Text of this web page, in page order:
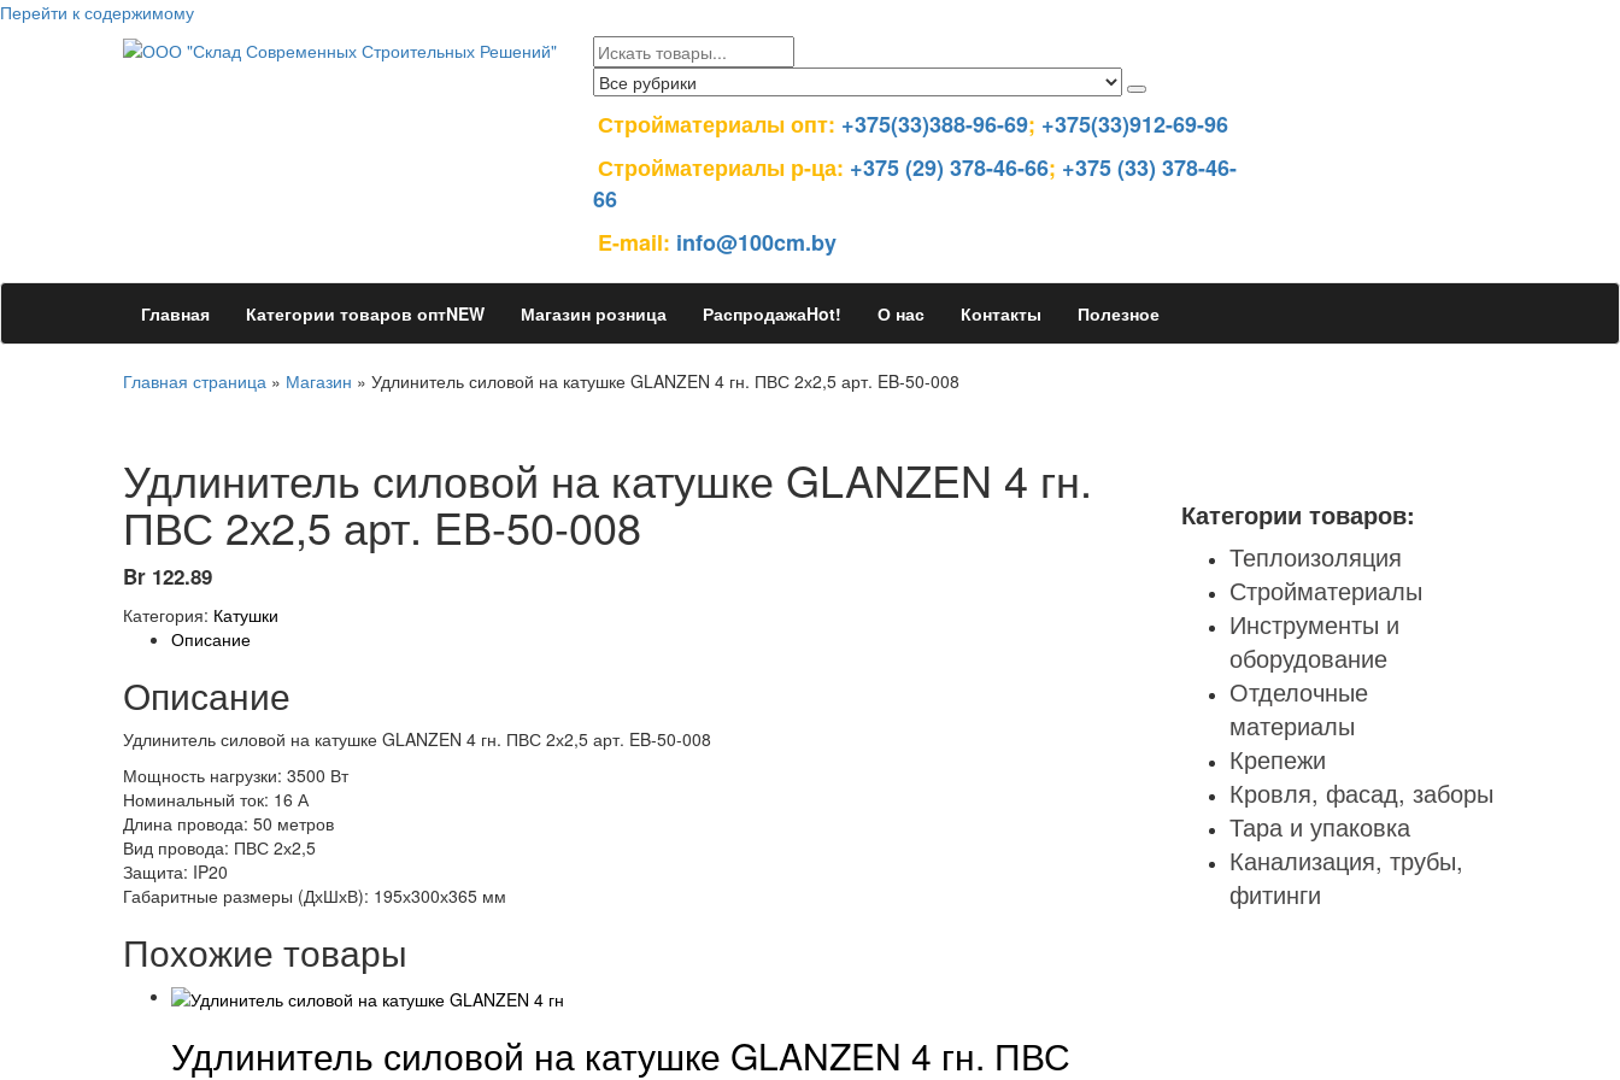
Перейти к содержимому
Стройматериалы опт: +375(33)388-96-69; +375(33)912-69-96
Стройматериалы р-ца: +375 (29) 378-46-66; +375 (33) 378-46-
66
E-mail: info@100cm.by
Главная Категории товаров оптNEW Магазин розница РаспродажаHot! О нас Контакты Полезное
Главная страница » Магазин » Удлинитель силовой на катушке GLANZEN 4 гн. ПВС 2х2,5 арт. EB-50-008
Удлинитель силовой на катушке GLANZEN 4 гн.
ПВС 2х2,5 арт. EB-50-008
Br 122.89
Категория: Катушки
Описание
Описание
Удлинитель силовой на катушке GLANZEN 4 гн. ПВС 2х2,5 арт. EB-50-008
Мощность нагрузки: 3500 Вт
Номинальный ток: 16 А
Длина провода: 50 метров
Вид провода: ПВС 2х2,5
Защита: IP20
Габаритные размеры (ДхШхВ): 195х300х365 мм
Похожие товары
Удлинитель силовой на катушке GLANZEN 4 гн. ПВС
Категории товаров:
Теплоизоляция
Стройматериалы
Инструменты и
оборудование
Отделочные
материалы
Крепежи
Кровля, фасад, заборы
Тара и упаковка
Канализация, трубы,
фитинги